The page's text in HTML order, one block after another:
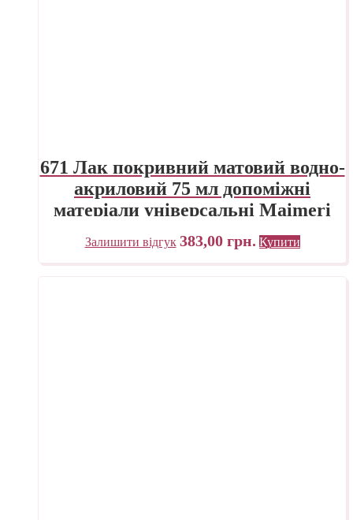
671 Лак покривний матовий водно-
акриловий 75 мл допоміжні
матеріали універсальні Maimeri
Італія
Залишити відгук 383,00 грн. Купити